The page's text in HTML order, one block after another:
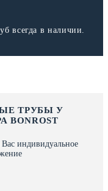
всегда в наличии.
ТРУБЫ У
индивидуальное